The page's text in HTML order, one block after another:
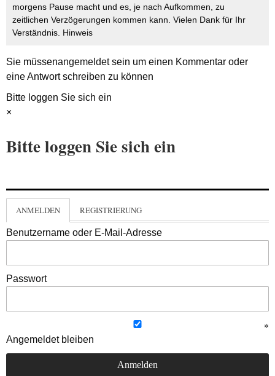
morgens Pause macht und es, je nach Aufkommen, zu
zeitlichen Verzögerungen kommen kann. Vielen Dank für Ihr
Verständnis. Hinweis
Sie müssenangemeldetsein um einen Kommentar oder
eine Antwort schreiben zu können
Bitte loggen Sie sich ein
×
Bitte loggen Sie sich ein
ANMELDEN REGISTRIERUNG
Benutzername oder E-Mail-Adresse
Passwort
Angemeldet bleiben